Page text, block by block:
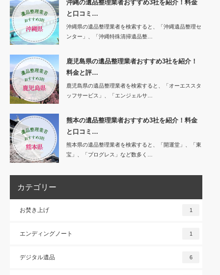
沖縄の遺品整理業者おすすめ3社を紹介！料金
と口コミ…
沖縄県の遺品整理業者を検索すると、「沖縄遺品整理セ
ンター」、「沖縄特殊清掃遺品整…
鹿児島県の遺品整理業者おすすめ3社を紹介！
料金と評…
鹿児島県の遺品整理業者を検索すると、「オーエススタ
ッフサービス」、「エンジェルサ…
熊本の遺品整理業者おすすめ3社を紹介！料金
と口コミ…
熊本県の遺品整理業者を検索すると、「開運堂」、「東
宝」、「プログレス」など数多く…
カテゴリー
お焚き上げ 1
エンディングノート 1
デジタル遺品 6